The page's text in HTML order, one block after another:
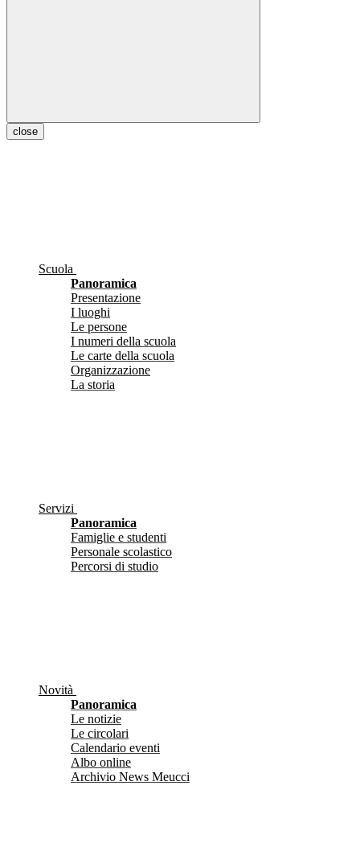
close
Scuola
Panoramica
Presentazione
I luoghi
Le persone
I numeri della scuola
Le carte della scuola
Organizzazione
La storia
Servizi
Panoramica
Famiglie e studenti
Personale scolastico
Percorsi di studio
Novità
Panoramica
Le notizie
Le circolari
Calendario eventi
Albo online
Archivio News Meucci